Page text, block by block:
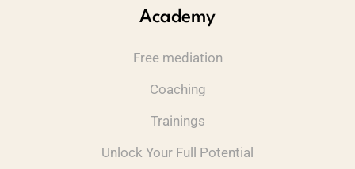
Academy
Free mediation
Coaching
Trainings
Unlock Your Full Potential